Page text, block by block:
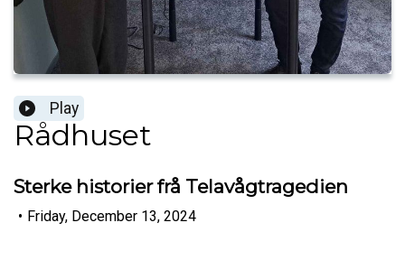
Play
Rådhuset
Sterke historier frå Telavågtragedien
• Friday, December 13, 2024